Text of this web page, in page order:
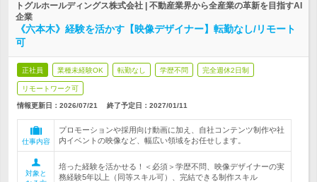
トグルホールディングス株式会社 | 不動産業界から全産業の革新を目指すAI
企業
《六本木》経験を活かす【映像デザイナー】転勤なし/リモート
可
正社員 業種未経験OK 転勤なし 学歴不問 完全週休2日制
リモートワーク可
情報更新日：2026/07/21 終了予定日： 2027/01/11
仕事内容
プロモーションや採用向け動画に加え、自社コンテンツ制作や社
内イベントの映像など、幅広い領域をお任せします。
対象と
培った経験を活かせる！＜必須＞学歴不問、映像デザイナーの実
務経験5年以上（同等スキル可）、完結できる制作スキル